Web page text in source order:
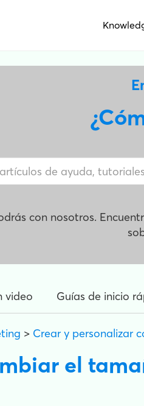
con nosotros.
video Guías de inicio
> Crear y personalizar
el